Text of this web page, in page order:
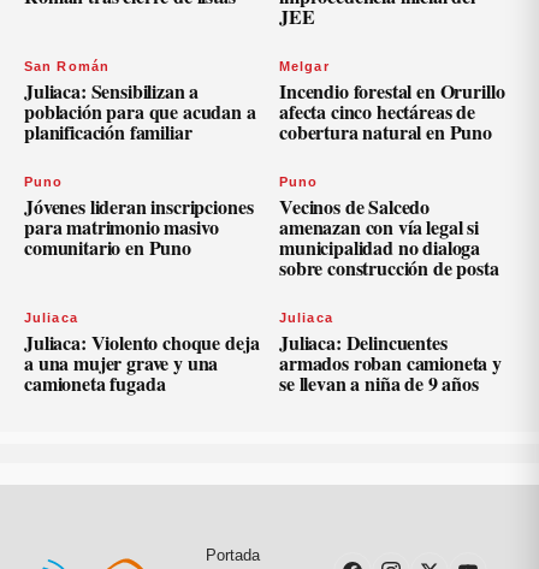
JEE
San Román
Juliaca: Sensibilizan a
población para que acudan a
planificación familiar
Melgar
Incendio forestal en Orurillo
afecta cinco hectáreas de
cobertura natural en Puno
Puno
Jóvenes lideran inscripciones
para matrimonio masivo
comunitario en Puno
Puno
Vecinos de Salcedo
amenazan con vía legal si
municipalidad no dialoga
sobre construcción de posta
Juliaca
Juliaca: Violento choque deja
a una mujer grave y una
camioneta fugada
Juliaca
Juliaca: Delincuentes
armados roban camioneta y
se llevan a niña de 9 años
Portada